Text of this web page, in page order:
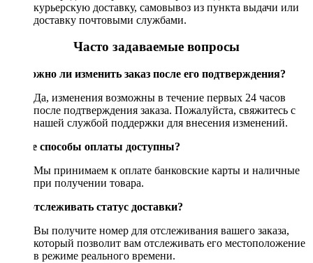
курьерскую доставку, самовывоз из пункта выдачи или
доставку почтовыми службами.
Часто задаваемые вопросы
Возможно ли изменить заказ после его подтверждения?
Да, изменения возможны в течение первых 24 часов
после подтверждения заказа. Пожалуйста, свяжитесь с
нашей службой поддержки для внесения изменений.
Какие способы оплаты доступны?
Мы принимаем к оплате банковские карты и наличные
при получении товара.
Как отслеживать статус доставки?
Вы получите номер для отслеживания вашего заказа,
который позволит вам отслеживать его местоположение
в режиме реального времени.